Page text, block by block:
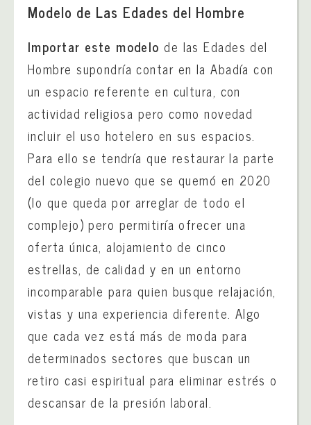
Modelo de Las Edades del Hombre
Importar este modelo de las Edades del
Hombre supondría contar en la Abadía con
un espacio referente en cultura, con
actividad religiosa pero como novedad
incluir el uso hotelero en sus espacios.
Para ello se tendría que restaurar la parte
del colegio nuevo que se quemó en 2020
(lo que queda por arreglar de todo el
complejo) pero permitiría ofrecer una
oferta única, alojamiento de cinco
estrellas, de calidad y en un entorno
incomparable para quien busque relajación,
vistas y una experiencia diferente. Algo
que cada vez está más de moda para
determinados sectores que buscan un
retiro casi espiritual para eliminar estrés o
descansar de la presión laboral.